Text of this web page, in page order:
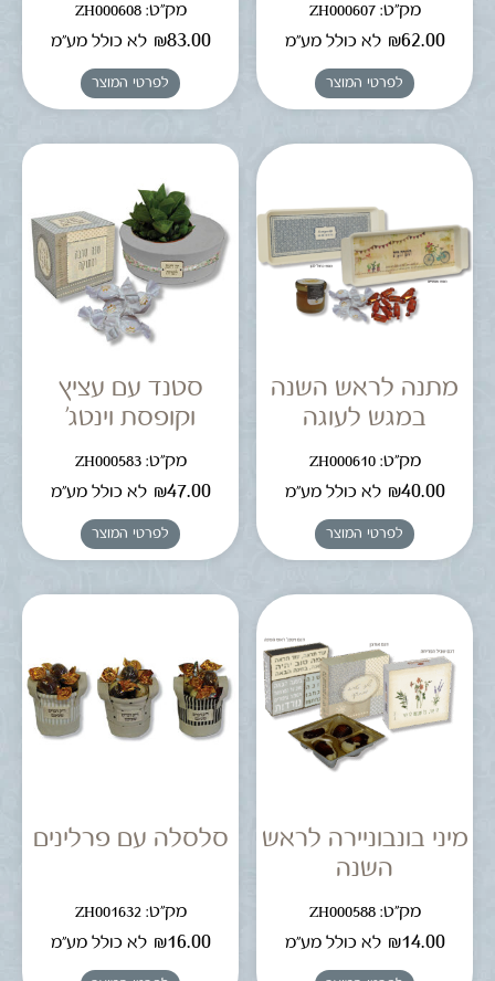
מק"ט: ZH000607
₪62.00 לא כולל מע"מ
לפרטי המוצר
מק"ט: ZH000608
₪83.00 לא כולל מע"מ
לפרטי המוצר
מתנה לראש השנה
במגש לעוגה
מק"ט: ZH000610
₪40.00 לא כולל מע"מ
לפרטי המוצר
סטנד עם עציץ
וקופסת וינטג'
מק"ט: ZH000583
₪47.00 לא כולל מע"מ
לפרטי המוצר
מיני בונבוניירה לראש
השנה
מק"ט: ZH000588
₪14.00 לא כולל מע"מ
סלסלה עם פרלינים
מק"ט: ZH001632
₪16.00 לא כולל מע"מ